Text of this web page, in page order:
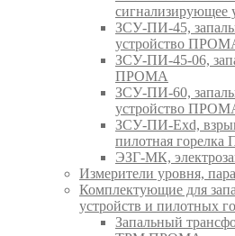
ЗСУ-ПИ-45,
устройство
ЗСУ-ПИ-45-06,
ПРОМА
ЗСУ-ПИ-60,
устройство
ЗСУ-ПИ-Exd,
пилотная
ЭЗГ-МК,
Измерители уровня,
Комплектующие для
устройств и пилотных
Запальный